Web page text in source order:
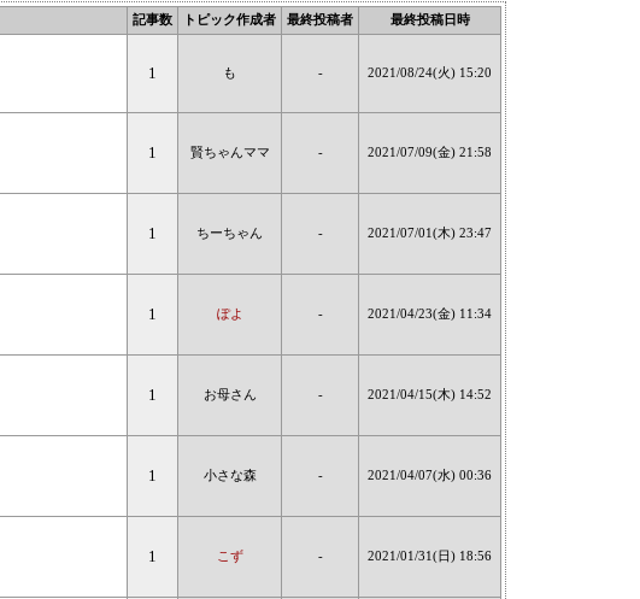
記事数 トピック作成者 最終投稿者 最終投稿日時
1 も - 2021/08/24(火) 15:20
1 賢ちゃんママ - 2021/07/09(金) 21:58
1 ちーちゃん - 2021/07/01(木) 23:47
1 ぽよ - 2021/04/23(金) 11:34
1 お母さん - 2021/04/15(木) 14:52
1 小さな森 - 2021/04/07(水) 00:36
1 こず - 2021/01/31(日) 18:56